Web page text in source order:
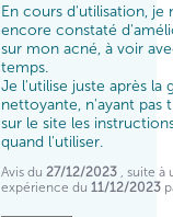
En cours d'utilisation, je
encore constaté
sur mon acné, à voir
temps.
Je l'utilise juste après la
nettoyante, n'ayant pas
sur le site les
quand l'utiliser.
Avis du 27/12/2023
, suite à
expérience du 11/12/2023